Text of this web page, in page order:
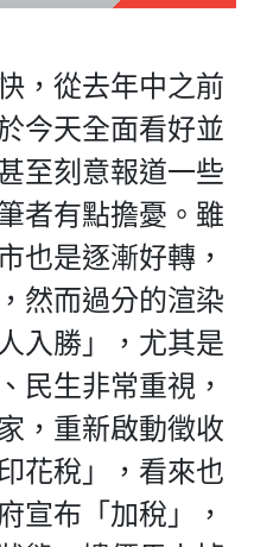
，從去年中之前
今天全面看好並
至刻意報道一些
者有點擔憂。雖
也是逐漸好轉，
然而過分的渲染
入勝」，尤其是
民生非常重視，
，重新啟動徵收
花稅」，看來也
宣布「加稅」，